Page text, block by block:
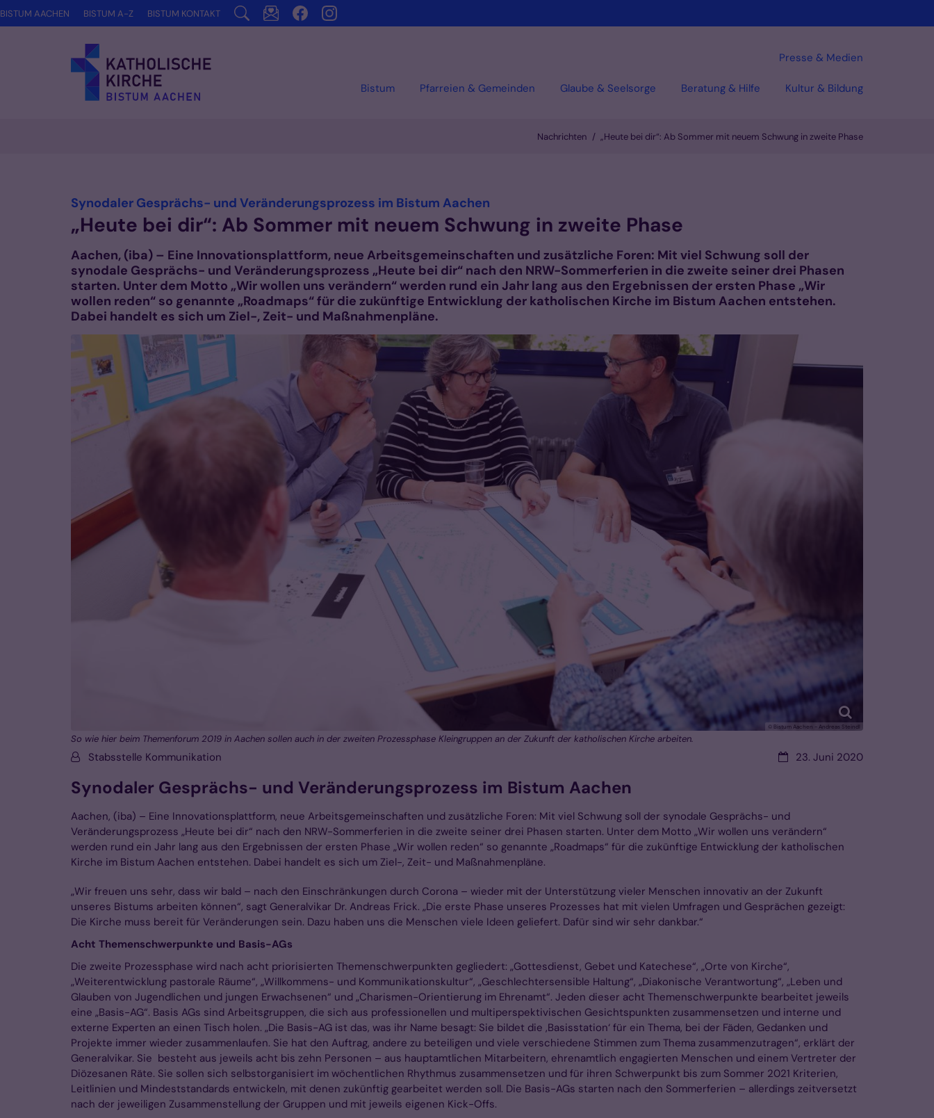
Zum Inhalt springen
Bistum Pfarreien & Gemeinden Glaube & Seelsorge Beratung & Hilfe Kultur & Bildung
Presse & Medien
BISTUM AACHEN BISTUM A-Z BISTUM KONTAKT
Nachrichten „Heute bei dir“: Ab Sommer mit neuem Schwung in zweite Phase
Synodaler Gesprächs- und Veränderungsprozess im Bistum Aachen
„Heute bei dir“: Ab Sommer mit neuem Schwung in zweite Phase
Aachen, (iba) – Eine Innovationsplattform, neue Arbeitsgemeinschaften und zusätzliche Foren: Mit viel Schwung soll der
synodale Gesprächs- und Veränderungsprozess „Heute bei dir“ nach den NRW-Sommerferien in die zweite seiner drei Phasen
starten. Unter dem Motto „Wir wollen uns verändern“ werden rund ein Jahr lang aus den Ergebnissen der ersten Phase „Wir
wollen reden“ so genannte „Roadmaps“ für die zukünftige Entwicklung der katholischen Kirche im Bistum Aachen entstehen.
Dabei handelt es sich um Ziel-, Zeit- und Maßnahmenpläne.
© Bistum Aachen - Andreas Steindl
So wie hier beim Themenforum 2019 in Aachen sollen auch in der zweiten Prozessphase Kleingruppen an der Zukunft der katholischen Kirche arbeiten.
Datum:23. Juni 2020
Von:Stabsstelle Kommunikation
Synodaler Gesprächs- und Veränderungsprozess im Bistum Aachen
Aachen, (iba) – Eine Innovationsplattform, neue Arbeitsgemeinschaften und zusätzliche Foren: Mit viel Schwung soll der synodale Gesprächs- und
Veränderungsprozess „Heute bei dir“ nach den NRW-Sommerferien in die zweite seiner drei Phasen starten. Unter dem Motto „Wir wollen uns verändern“
werden rund ein Jahr lang aus den Ergebnissen der ersten Phase „Wir wollen reden“ so genannte „Roadmaps“ für die zukünftige Entwicklung der katholischen
Kirche im Bistum Aachen entstehen. Dabei handelt es sich um Ziel-, Zeit- und Maßnahmenpläne.
„Wir freuen uns sehr, dass wir bald – nach den Einschränkungen durch Corona – wieder mit der Unterstützung vieler Menschen innovativ an der Zukunft
unseres Bistums arbeiten können“, sagt Generalvikar Dr. Andreas Frick. „Die erste Phase unseres Prozesses hat mit vielen Umfragen und Gesprächen gezeigt:
Die Kirche muss bereit für Veränderungen sein. Dazu haben uns die Menschen viele Ideen geliefert. Dafür sind wir sehr dankbar.“
Acht Themenschwerpunkte und Basis-AGs
Die zweite Prozessphase wird nach acht priorisierten Themenschwerpunkten gegliedert: „Gottesdienst, Gebet und Katechese“, „Orte von Kirche“,
„Weiterentwicklung pastorale Räume“, „Willkommens- und Kommunikationskultur“, „Geschlechtersensible Haltung“, „Diakonische Verantwortung“, „Leben und
Glauben von Jugendlichen und jungen Erwachsenen“ und „Charismen-Orientierung im Ehrenamt“. Jeden dieser acht Themenschwerpunkte bearbeitet jeweils
eine „Basis-AG“. Basis AGs sind Arbeitsgruppen, die sich aus professionellen und multiperspektivischen Gesichtspunkten zusammensetzen und interne und
externe Experten an einen Tisch holen. „Die Basis-AG ist das, was ihr Name besagt: Sie bildet die ,Basisstation‘ für ein Thema, bei der Fäden, Gedanken und
Projekte immer wieder zusammenlaufen. Sie hat den Auftrag, andere zu beteiligen und viele verschiedene Stimmen zum Thema zusammenzutragen“, erklärt der
Generalvikar. Sie besteht aus jeweils acht bis zehn Personen – aus hauptamtlichen Mitarbeitern, ehrenamtlich engagierten Menschen und einem Vertreter der
Diözesanen Räte. Sie sollen sich selbstorganisiert im wöchentlichen Rhythmus zusammensetzen und für ihren Schwerpunkt bis zum Sommer 2021 Kriterien,
Leitlinien und Mindeststandards entwickeln, mit denen zukünftig gearbeitet werden soll. Die Basis-AGs starten nach den Sommerferien – allerdings zeitversetzt
nach der jeweiligen Zusammenstellung der Gruppen und mit jeweils eigenen Kick-Offs.